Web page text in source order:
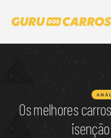
Os melhores